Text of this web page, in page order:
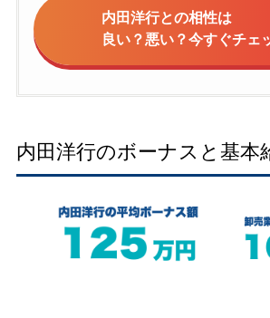
内田洋行との相性は
良い？悪い？今すぐチェ
内田洋行のボーナスと基本